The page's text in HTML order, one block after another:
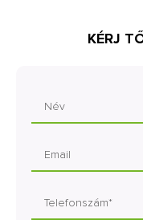
KÉRJ